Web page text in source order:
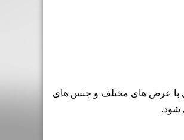
با عرض های مختلف و جنس های
شود.